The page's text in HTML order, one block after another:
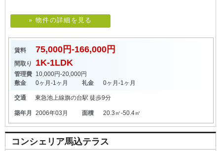
» 物件の詳細を見る
賃料 75,000円-166,000円
間取り 1K-1LDK
管理費 10,000円-20,000円
敷金
0ヶ月-1ヶ月 礼金 0ヶ月-1ヶ月
交通 東急池上線旗の台駅 徒歩9分
築年月 2006年03月 面積 20.3㎡-50.4㎡
コンシェリア馬込テラス